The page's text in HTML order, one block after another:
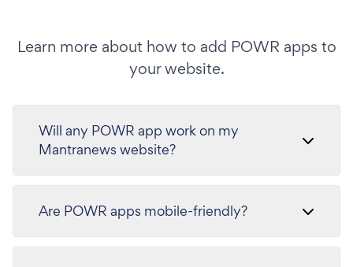
Learn more about how to add POWR apps to
your website.
Will any POWR app work on my
Mantranews website?
Are POWR apps mobile-friendly?